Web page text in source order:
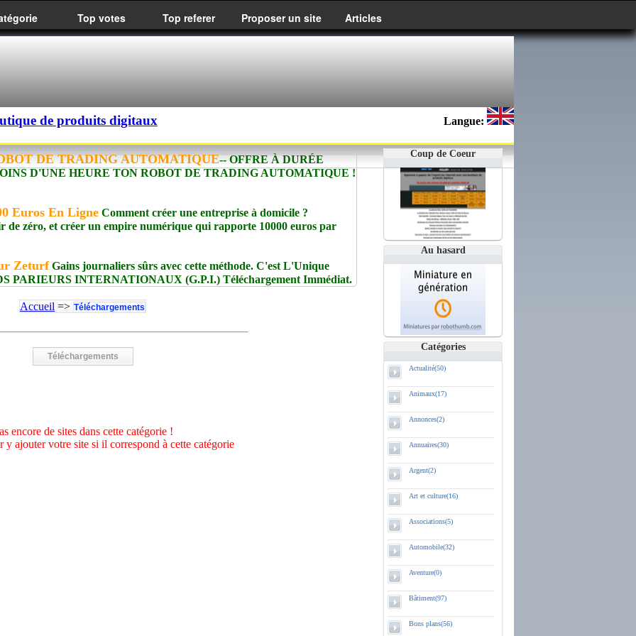
Top votes Top referer Proposer un site Articles
de produits digitaux Langue:
Coup de Coeur
Au hasard
Catégories
Actualité(50)
Animaux(17)
Annonces(2)
Annuaires(30)
Argent(2)
Art et culture(16)
Associations(5)
Automobile(32)
Aventure(0)
Bâtiment(97)
Bons plans(56)
DE TRADING AUTOMATIQUE-- OFFRE À DURÉE
D'UNE HEURE TON ROBOT DE TRADING AUTOMATIQUE !
Euros En Ligne Comment créer une entreprise à domicile ?
de zéro, et créer un empire numérique qui rapporte 10000 euros par
ZeturfGains journaliers sûrs avec cette méthode. C'est L'Unique
PARIEURS INTERNATIONAUX (G.P.I.) Téléchargement Immédiat.
Accueil => Téléchargements
Téléchargements
encore de sites dans cette catégorie !
y ajouter votre site si il correspond à cette catégorie